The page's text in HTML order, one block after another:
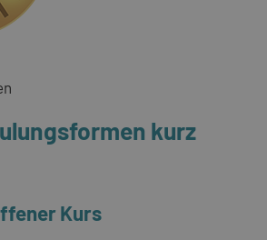
kurz
Kurs